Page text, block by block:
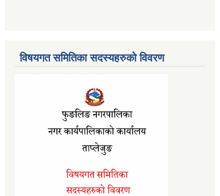
विषयगत समितिका सदस्यहरुको विवरण